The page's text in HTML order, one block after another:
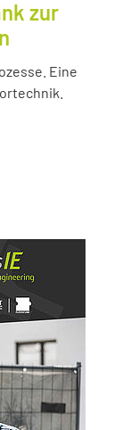
zur
Eine